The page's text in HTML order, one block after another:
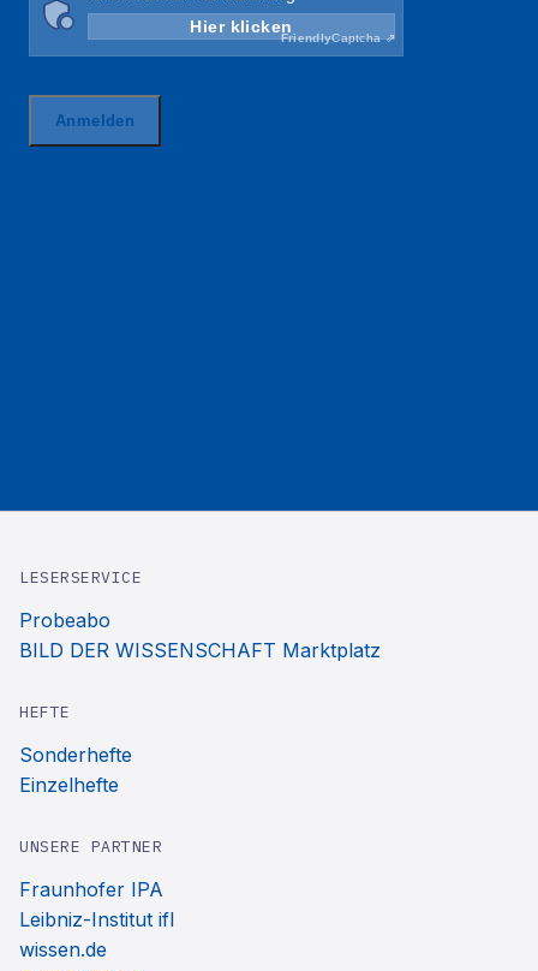
LESERSERVICE
Probeabo
BILD DER WISSENSCHAFT Marktplatz
HEFTE
Sonderhefte
Einzelhefte
UNSERE PARTNER
Fraunhofer IPA
Leibniz-Institut ifl
wissen.de